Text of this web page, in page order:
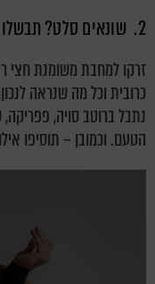
2. שונאים סלט? תבשלו אותו!
זרקו למחבת משומנת חצי
כרובית וכל מה שנראה
נתבל ברוטב סויה,
הטעם. וכמובן – תוסיפו